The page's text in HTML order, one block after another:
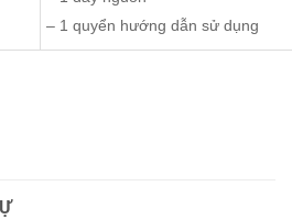
– 1 quyển hướng dẫn sử dụng